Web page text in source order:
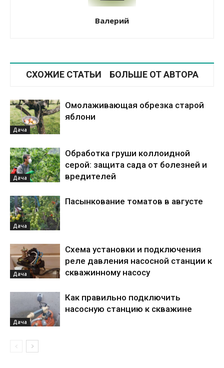
Валерий
СХОЖИЕ СТАТЬИ БОЛЬШЕ ОТ АВТОРА
Дача
Омолаживающая обрезка старой
яблони
Дача
Обработка груши коллоидной
серой: защита сада от болезней и
вредителей
Дача
Пасынкование томатов в августе
Дача
Схема установки и подключения
реле давления насосной станции к
скважинному насосу
Дача
Как правильно подключить
насосную станцию к скважине